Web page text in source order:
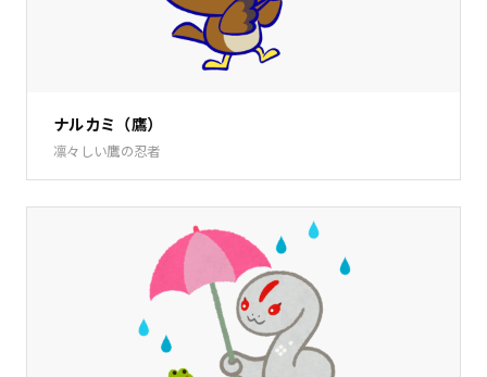
ナルカミ（鷹）
凛々しい鷹の忍者